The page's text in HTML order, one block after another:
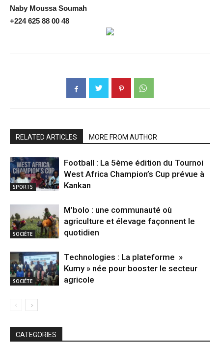
Naby Moussa Soumah
+224 625 88 00 48
RELATED ARTICLES MORE FROM AUTHOR
SPORTS
Football : La 5ème édition du Tournoi
West Africa Champion’s Cup prévue à
Kankan
SOCIÉTE
M’bolo : une communauté où
agriculture et élevage façonnent le
quotidien
SOCIÉTE
Technologies : La plateforme »
Kumy » née pour booster le secteur
agricole
CATEGORIES